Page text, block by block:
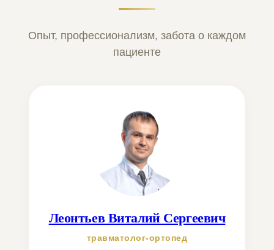
Опыт, профессионализм, забота о каждом
пациенте
Леонтьев Виталий Сергеевич
травматолог-ортопед